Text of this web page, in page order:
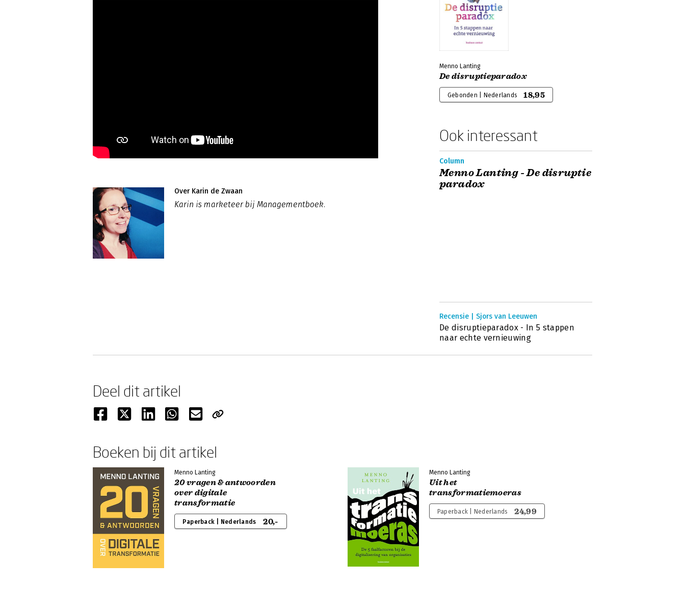
Over Karin de Zwaan
Karin is marketeer bij Managementboek.
Menno Lanting
De disruptieparadox
Gebonden | Nederlands 18,95
Ook interessant
Column
Menno Lanting - De disruptie
paradox
Recensie | Sjors van Leeuwen
De disruptieparadox - In 5 stappen
naar echte vernieuwing
Deel dit artikel
Boeken bij dit artikel
Menno Lanting
20 vragen & antwoorden
over digitale
transformatie
Paperback | Nederlands 20,-
Menno Lanting
Uit het
transformatiemoeras
Paperback | Nederlands 24,99